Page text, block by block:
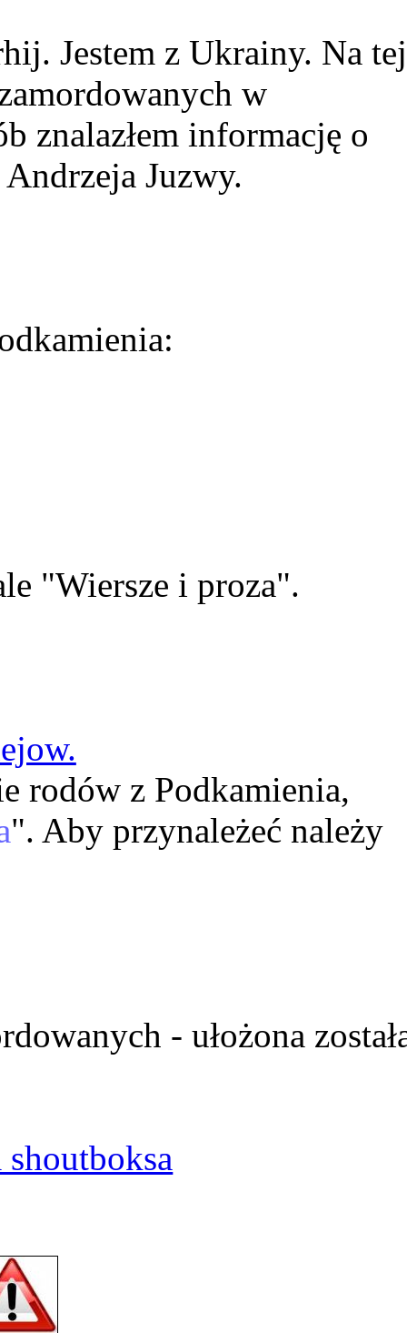
Jestem z Ukrainy. Na tej
w
znalazłem informację o
Juzwy.
"Wiersze i proza".
rodów z Podkamienia,
". Aby przynależeć należy
- ułożona